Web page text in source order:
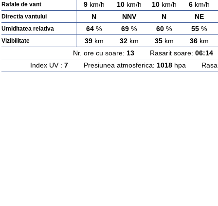
Rafale de vant 9km/h 10km/h 10km/h 6km/h
Directia vantului N NNV N NE
Umiditatea relativa 64 % 69 % 60 % 55 %
Vizibilitate 39km 32km 35km 36km
Nr. ore cu soare: 13Rasarit soare: 06:14
Index UV : 7Presiunea atmosferica: 1018hpa